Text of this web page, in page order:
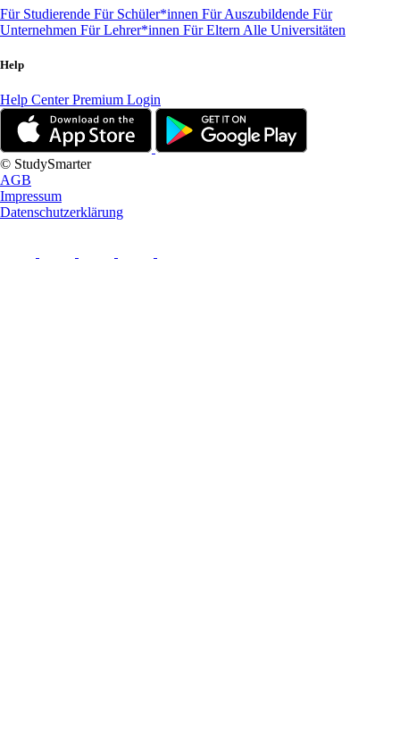
Für Studierende Für Schüler*innen Für Auszubildende Für
Unternehmen Für Lehrer*innen Für Eltern Alle Universitäten
Help
Help CenterPremium Login
© StudySmarter
AGB
Impressum
Datenschutzerklärung